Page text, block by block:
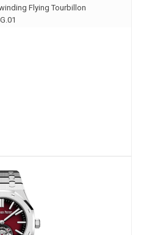
Flying Tourbillon